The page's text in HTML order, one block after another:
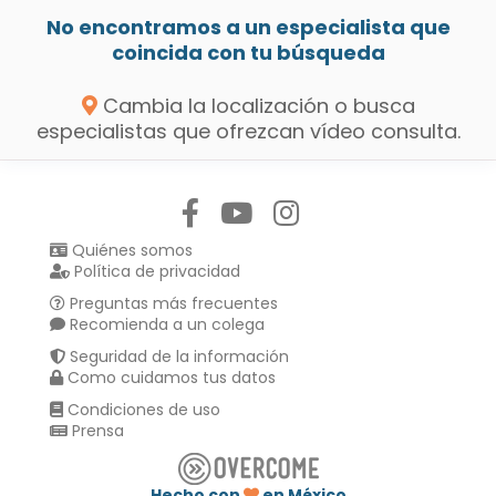
No encontramos a un especialista que
coincida con tu búsqueda
Cambia la localización o busca
especialistas que ofrezcan vídeo consulta.
Quiénes somos
Política de privacidad
Preguntas más frecuentes
Recomienda a un colega
Seguridad de la información
Como cuidamos tus datos
Condiciones de uso
Prensa